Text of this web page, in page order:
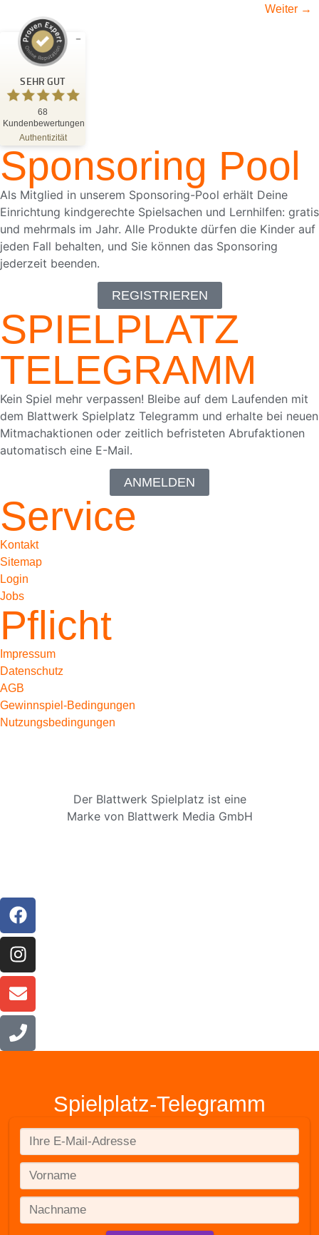
Weiter →
SEHR GUT
68
Kundenbewertungen
Authentizität
Kundenbewertungen und Erfahrungen zu
Blattwerk Media GmbH
SEHR GUT
4,81
/
5,00
68
Bewertungen auf ProvenExpert.com
Blick aufs ProvenExpert-Profil werfen
18.05.2026
Sponsoring Pool
Als Mitglied in unserem Sponsoring-Pool erhält Deine
Einrichtung kindgerechte Spielsachen und Lernhilfen: gratis
und mehrmals im Jahr. Alle Produkte dürfen die Kinder auf
jeden Fall behalten, und Sie können das Sponsoring
jederzeit beenden.
REGISTRIEREN
SPIELPLATZ
TELEGRAMM
Kein Spiel mehr verpassen! Bleibe auf dem Laufenden mit
dem Blattwerk Spielplatz Telegramm und erhalte bei neuen
Mitmachaktionen oder zeitlich befristeten Abrufaktionen
automatisch eine E-Mail.
ANMELDEN
Service
Kontakt
Sitemap
Login
Jobs
Pflicht
Impressum
Datenschutz
AGB
Gewinnspiel-Bedingungen
Nutzungsbedingungen
Der Blattwerk Spielplatz ist eine
Marke von Blattwerk Media GmbH
Spielplatz-Telegramm